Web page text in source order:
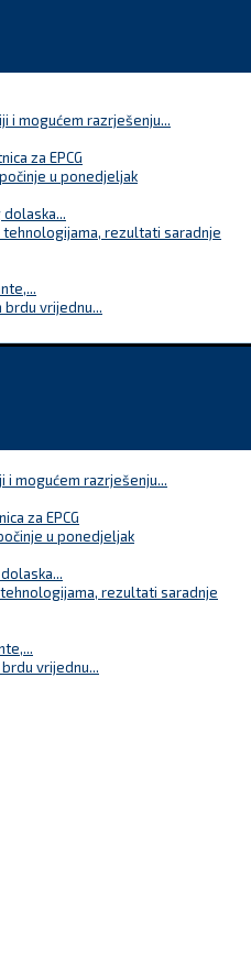
i mogućem razrješenju...
za EPCG
u ponedjeljak
tehnologijama, rezultati saradnje
vrijednu...
i mogućem razrješenju...
za EPCG
u ponedjeljak
rezultati saradnje
vrijednu...